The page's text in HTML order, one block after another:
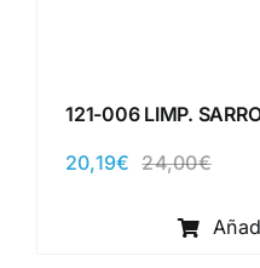
121-006 LIMP.
24,00€El
era:
20,19€
El
es: